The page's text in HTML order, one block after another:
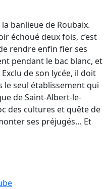
banlieue de Roubaix.
échoué deux fois, c’est
rendre enfin fier ses
pendant le bac blanc, et
Exclu de son lycée, il doit
seul établissement qui
de Saint-Albert-le-
des cultures et quête de
ses préjugés… Et